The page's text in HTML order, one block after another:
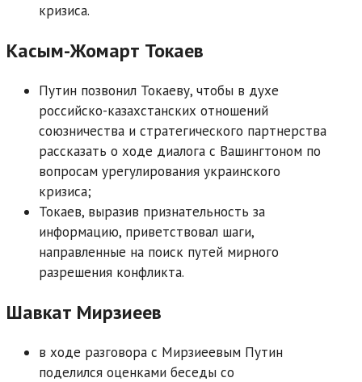
кризиса.
Касым-Жомарт Токаев
Путин позвонил Токаеву, чтобы в духе
российско-казахстанских отношений
союзничества и стратегического партнерства
рассказать о ходе диалога с Вашингтоном по
вопросам урегулирования украинского
кризиса;
Токаев, выразив признательность за
информацию, приветствовал шаги,
направленные на поиск путей мирного
разрешения конфликта.
Шавкат Мирзиеев
в ходе разговора с Мирзиеевым Путин
поделился оценками беседы со